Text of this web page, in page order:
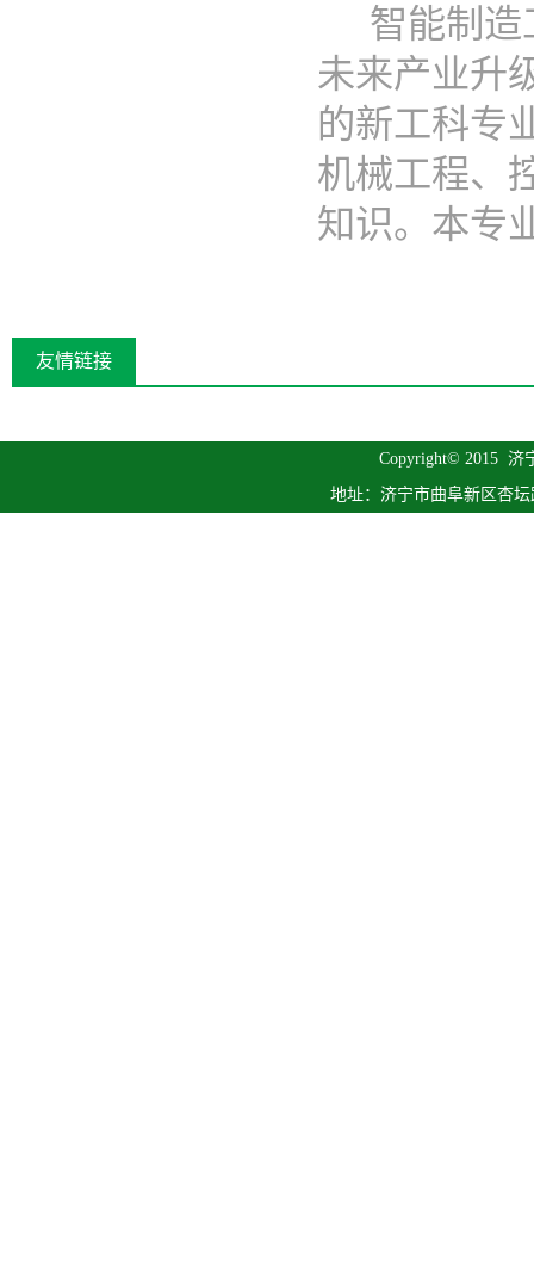
智能制
未来产业升
的新工科专
机械工程、
知识。本专
友情链接
Copyright© 2015 济
地址：济宁市曲阜新区杏